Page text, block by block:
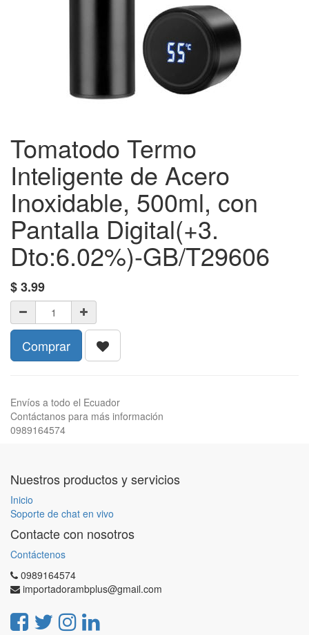
Tomatodo Termo
Inteligente de Acero
Inoxidable, 500ml, con
Pantalla Digital(+3.
Dto:6.02%)-GB/T29606
$3.99
Comprar
Envíos a todo el Ecuador
Contáctanos para más información
0989164574
Nuestros productos y servicios
Inicio
Soporte de chat en vivo
Contacte con nosotros
Contáctenos
0989164574
importadorambplus@gmail.com